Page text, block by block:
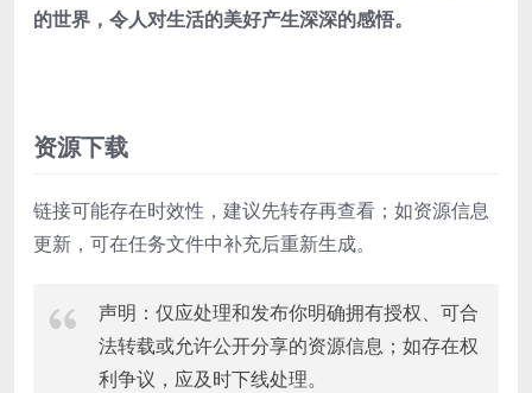
的世界，令人对生活的美好产生深深的感悟。
资源下载
链接可能存在时效性，建议先转存再查看；如资源信息
更新，可在任务文件中补充后重新生成。
声明：仅应处理和发布你明确拥有授权、可合
法转载或允许公开分享的资源信息；如存在权
利争议，应及时下线处理。